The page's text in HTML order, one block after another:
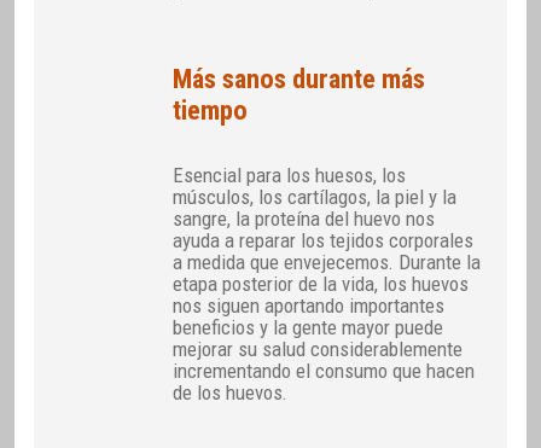
Más sanos durante más
tiempo
Esencial para los huesos, los
músculos, los cartílagos, la piel y la
sangre, la proteína del huevo nos
ayuda a reparar los tejidos corporales
a medida que envejecemos. Durante la
etapa posterior de la vida, los huevos
nos siguen aportando importantes
beneficios y la gente mayor puede
mejorar su salud considerablemente
incrementando el consumo que hacen
de los huevos.